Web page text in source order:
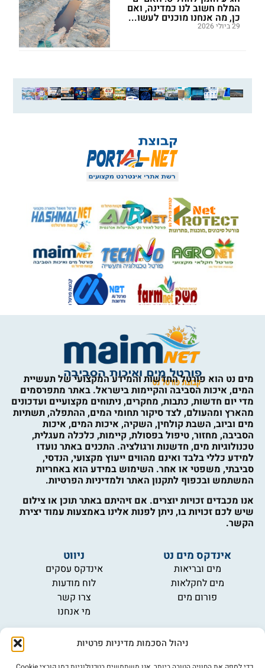
ניהול הסכמות מדיניות פרטיות
המלח חשוב לנו כמדינה, ואם
כן, מה אנחנו מוכנים לעשו...
29 ביולי 2026
מים נט הוא פורטל החדשות והמידע המקצועי של תעשיית
המים, איכות הסביבה והקיימות בישראל. באתר מתפרסמים
מדי יום חדשות, כתבות, מחקרים, ניתוחים מקצועיים ועדכונים
מהארץ ומהעולם, לצד סיקור תחומי המים, ההתפלה, תשתיות
מים וביוב, השבת קולחין, השקיה, איכות המים, איכות
הסביבה, מחזור, טיפול בפסולת, קיימות, כלכלה מעגלית,
טכנולוגיות מים, חדשנות ורגולציה. התכנים באתר נועדו
למידע כללי בלבד ואינם מהווים ייעוץ מקצועי, הנדסי,
סביבתי, משפטי או אחר. השימוש במידע הוא באחריות
המשתמש ובכפוף לתקנון האתר ולמדיניות הפרטיות.
אנו מכבדים זכויות יוצרים. אם זיהיתם באתר תוכן או צילום
שיש לכם זכויות בו, ניתן לפנות אלינו באמצעות עמוד יצירת
הקשר.
אינדקס מים נט
מים ובריאות
מים לחקלאות
פורום מים
ניווט
אינדקס עסקים
לוח מודעות
צרו קשר
מי אנחנו
מידע
תקנון
הרשמה לניוזלטר